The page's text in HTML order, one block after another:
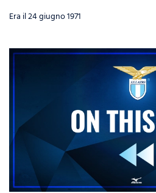
Era il 24 giugno 1971